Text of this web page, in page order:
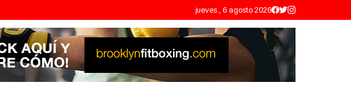
jueves , 6 agosto 2026